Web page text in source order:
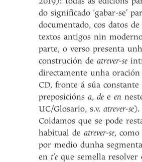
do significado ‘gabar-se’
documentado, cos datos
textos antigos nin
parte, o verso presenta
construción deatrever-se
directamente unha
CD, fronte á súa constante
preposiciónsa,de een
UC/Glosario, s.v.atrever-se).
Coidamos que se pode
habitual deatrever-se,
por medio dunha
ent’e que semella resolver